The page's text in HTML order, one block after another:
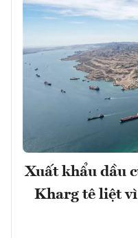
Xuất khẩu dầu
Kharg tê liệt